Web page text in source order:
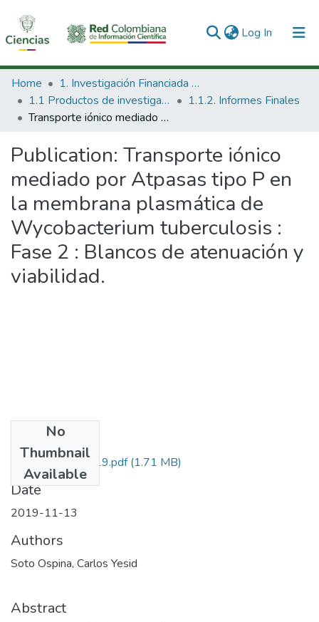
Log In (current)
Communities & Collections
All of DSpace
Home
1. Investigación Financiada con Recursos Públicos
1.1 Productos de investigación
1.1.2. Informes Finales
Transporte iónico mediado por Atpasas tipo P en la membrana plasmática de Wycobacterium tuberculosis : Fase 2 : Blancos de atenuación y viabilidad.
Publication: Transporte iónico
mediado por Atpasas tipo P en
la membrana plasmática de
Wycobacterium tuberculosis :
Fase 2 : Blancos de atenuación y
viabilidad.
No
Thumbnail
Available
110171250419.pdf(1.71 MB)
Date
2019-11-13
Authors
Soto Ospina, Carlos Yesid
Abstract